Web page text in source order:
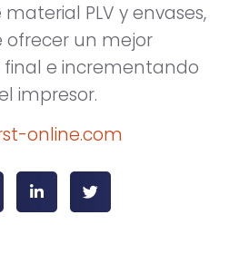
PLV y envases,
ofrecer un mejor
final e incrementando
impresor.
online.com